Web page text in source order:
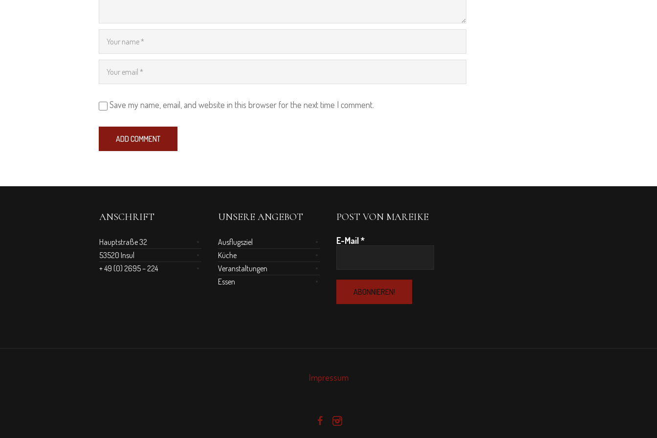
Save my name, email, and website in this browser for the next time I comment.
ANSCHRIFT
Hauptstraße 32
53520 Insul
+ 49 (0) 2695 – 224
UNSERE ANGEBOT
Ausflugsziel
Küche
Veranstaltungen
Essen
POST VON MAREIKE
E-Mail*
Impressum